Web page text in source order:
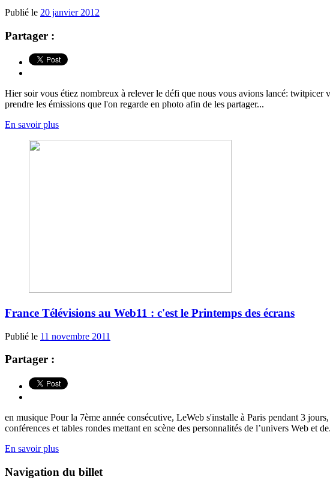
Publié le 20 janvier 2012
Partager :
Hier soir vous étiez nombreux à relever le défi que nous vous avions lancé:
prendre les émissions que l'on regarde en photo afin de les partager...
En savoir plus
France Télévisions au Web11 : c'est le Printemps des écrans
Publié le 11 novembre 2011
Partager :
en musique Pour la 7ème année consécutive, LeWeb s'installe à Paris pendant 3
conférences et tables rondes mettant en scène des personnalités de l’univers Web et
En savoir plus
Navigation du billet